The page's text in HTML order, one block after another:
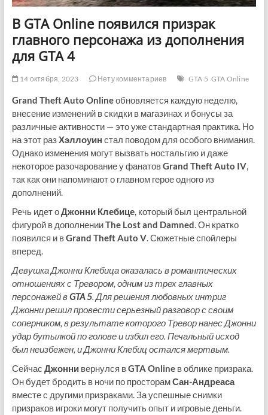
В GTA Online появился призрак
главного персонажа из дополнения
для GTA 4
14 октября, 2023 Нету комментариев GTA 5 GTA Online
Grand Theft Auto Onlineобновляется каждую неделю,
внесение изменений в скидки в магазинах и бонусы за
различные активности — это уже стандартная практика. Но
на этот разХэллоуин стал поводом для особого внимания.
Однако изменения могут вызвать ностальгию и даже
некоторое разочарование у фанатовGrand Theft Auto IV,
так как они напоминают о главном герое одного из
дополнений.
Речь идет оДжонни Клебице, который был центральной
фигурой в дополненииThe Lost and Damned. Он кратко
появился и вGrand Theft Auto V. Сюжетные спойлеры
вперед.
Девушка Джонни Клебица оказалась в романтических
отношениях с Тревором, одним из трех главных
персонажей вGTA 5. Для решения любовных интриг
Джонни решил провести серьезный разговор с своим
соперником, в результате которого Тревор нанес Джонни
удар бутылкой по голове и избил его. Печальный исход
был неизбежен, и Джонни Клебиц остался мертвым.
Сейчас Джоннивернулся вGTA Onlineв облике призрака.
Он будет бродить в ночи по просторамСан-Андреаса
вместе с другими призраками. За успешные снимки
призраков игроки могут получить опыт и игровые деньги.